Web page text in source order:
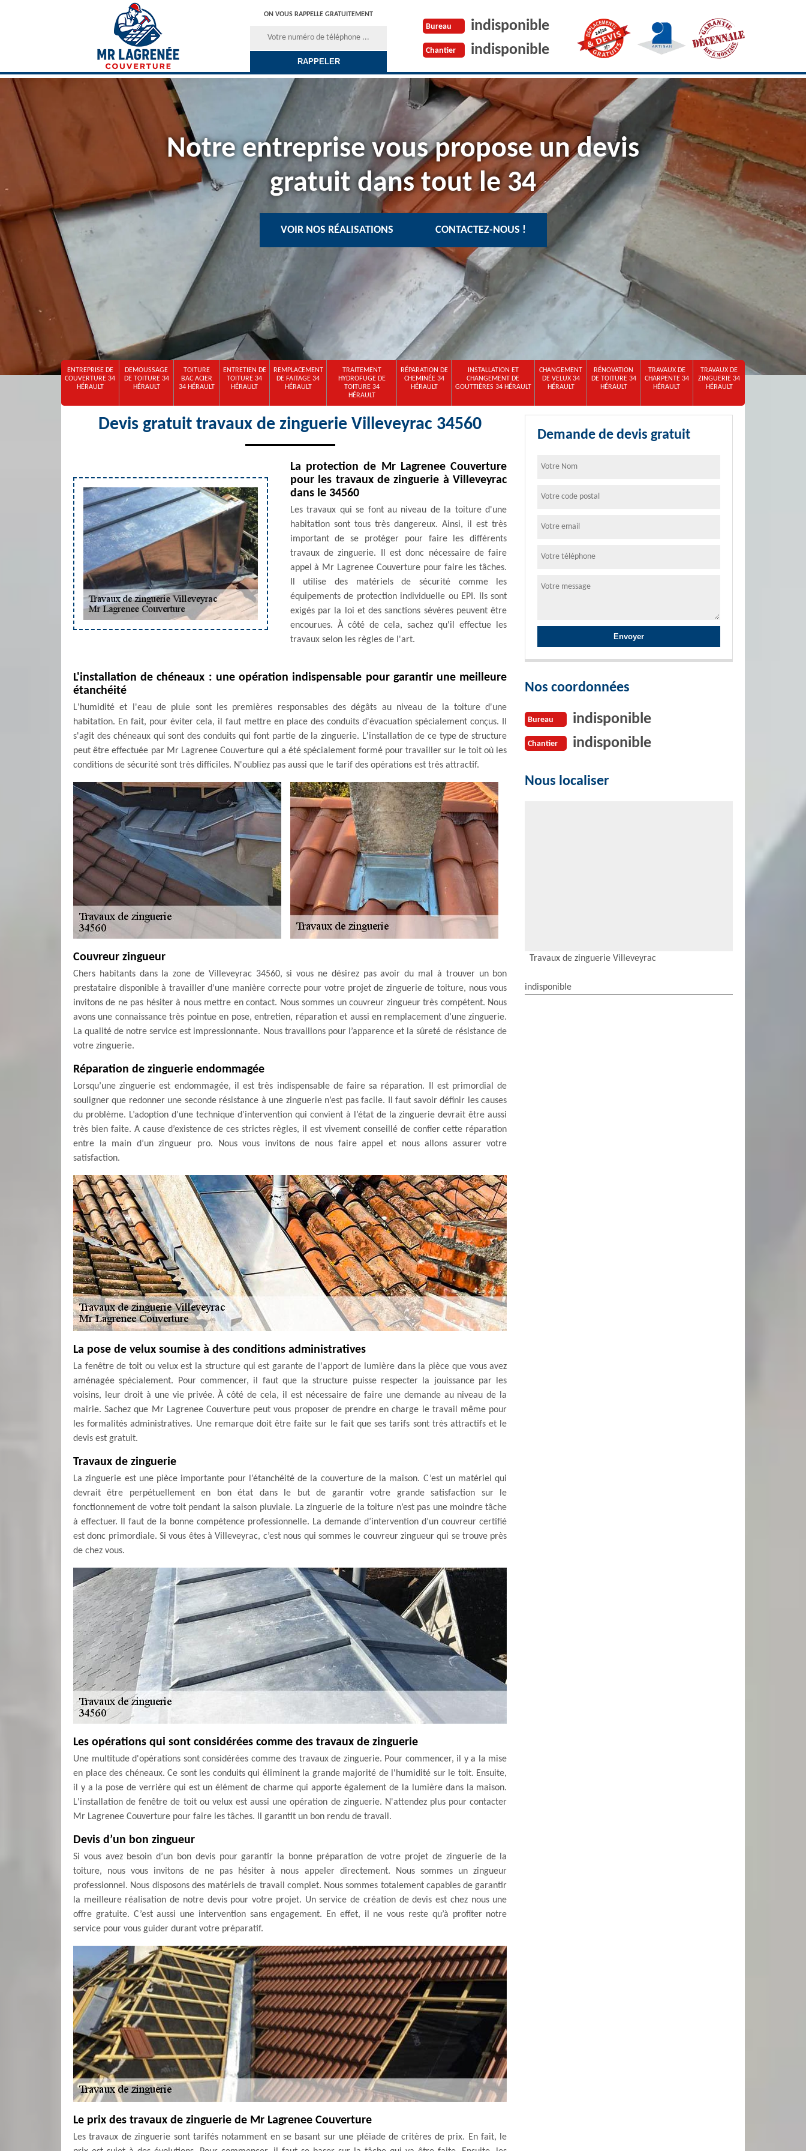
ON VOUS RAPPELLE GRATUITEMENT
Bureau indisponible
Chantier indisponible
Notre entreprise vous propose un devis
gratuit dans tout le 34
VOIR NOS RÉALISATIONS CONTACTEZ-NOUS !
ENTREPRISE DE
COUVERTURE 34
HÉRAULT
DEMOUSSAGE
DE TOITURE 34
HÉRAULT
TOITURE
BAC ACIER
34 HÉRAULT
ENTRETIEN DE
TOITURE 34
HÉRAULT
REMPLACEMENT
DE FAITAGE 34
HÉRAULT
TRAITEMENT
HYDROFUGE DE
TOITURE 34
HÉRAULT
RÉPARATION DE
CHEMINÉE 34
HÉRAULT
INSTALLATION ET
CHANGEMENT DE
GOUTTIÈRES 34 HÉRAULT
CHANGEMENT
DE VELUX 34
HÉRAULT
RÉNOVATION
DE TOITURE 34
HÉRAULT
TRAVAUX DE
CHARPENTE 34
HÉRAULT
TRAVAUX DE
ZINGUERIE 34
HÉRAULT
Devis gratuit travaux de zinguerie Villeveyrac 34560
La protection de Mr Lagrenee Couverture
pour les travaux de zinguerie à Villeveyrac
dans le 34560
Les travaux qui se font au niveau de la toiture d'une
habitation sont tous très dangereux. Ainsi, il est très
important de se protéger pour faire les différents
travaux de zinguerie. Il est donc nécessaire de faire
appel à Mr Lagrenee Couverture pour faire les tâches.
Il utilise des matériels de sécurité comme les
équipements de protection individuelle ou EPI. Ils sont
exigés par la loi et des sanctions sévères peuvent être
encourues. À côté de cela, sachez qu'il effectue les
travaux selon les règles de l'art.
L'installation de chéneaux : une opération indispensable pour garantir une meilleure
étanchéité
L'humidité et l'eau de pluie sont les premières responsables des dégâts au niveau de la toiture d'une
habitation. En fait, pour éviter cela, il faut mettre en place des conduits d'évacuation spécialement conçus. Il
s'agit des chéneaux qui sont des conduits qui font partie de la zinguerie. L'installation de ce type de structure
peut être effectuée par Mr Lagrenee Couverture qui a été spécialement formé pour travailler sur le toit où les
conditions de sécurité sont très difficiles. N'oubliez pas aussi que le tarif des opérations est très attractif.
Couvreur zingueur
Chers habitants dans la zone de Villeveyrac 34560, si vous ne désirez pas avoir du mal à trouver un bon
prestataire disponible à travailler d’une manière correcte pour votre projet de zinguerie de toiture, nous vous
invitons de ne pas hésiter à nous mettre en contact. Nous sommes un couvreur zingueur très compétent. Nous
avons une connaissance très pointue en pose, entretien, réparation et aussi en remplacement d’une zinguerie.
La qualité de notre service est impressionnante. Nous travaillons pour l’apparence et la sûreté de résistance de
votre zinguerie.
Réparation de zinguerie endommagée
Lorsqu’une zinguerie est endommagée, il est très indispensable de faire sa réparation. Il est primordial de
souligner que redonner une seconde résistance à une zinguerie n’est pas facile. Il faut savoir définir les causes
du problème. L’adoption d’une technique d’intervention qui convient à l’état de la zinguerie devrait être aussi
très bien faite. A cause d’existence de ces strictes règles, il est vivement conseillé de confier cette réparation
entre la main d’un zingueur pro. Nous vous invitons de nous faire appel et nous allons assurer votre
satisfaction.
La pose de velux soumise à des conditions administratives
La fenêtre de toit ou velux est la structure qui est garante de l'apport de lumière dans la pièce que vous avez
aménagée spécialement. Pour commencer, il faut que la structure puisse respecter la jouissance par les
voisins, leur droit à une vie privée. À côté de cela, il est nécessaire de faire une demande au niveau de la
mairie. Sachez que Mr Lagrenee Couverture peut vous proposer de prendre en charge le travail même pour
les formalités administratives. Une remarque doit être faite sur le fait que ses tarifs sont très attractifs et le
devis est gratuit.
Travaux de zinguerie
La zinguerie est une pièce importante pour l’étanchéité de la couverture de la maison. C’est un matériel qui
devrait être perpétuellement en bon état dans le but de garantir votre grande satisfaction sur le
fonctionnement de votre toit pendant la saison pluviale. La zinguerie de la toiture n’est pas une moindre tâche
à effectuer. Il faut de la bonne compétence professionnelle. La demande d’intervention d’un couvreur certifié
est donc primordiale. Si vous êtes à Villeveyrac, c’est nous qui sommes le couvreur zingueur qui se trouve près
de chez vous.
Les opérations qui sont considérées comme des travaux de zinguerie
Une multitude d'opérations sont considérées comme des travaux de zinguerie. Pour commencer, il y a la mise
en place des chéneaux. Ce sont les conduits qui éliminent la grande majorité de l'humidité sur le toit. Ensuite,
il y a la pose de verrière qui est un élément de charme qui apporte également de la lumière dans la maison.
L'installation de fenêtre de toit ou velux est aussi une opération de zinguerie. N'attendez plus pour contacter
Mr Lagrenee Couverture pour faire les tâches. Il garantit un bon rendu de travail.
Devis d’un bon zingueur
Si vous avez besoin d’un bon devis pour garantir la bonne préparation de votre projet de zinguerie de la
toiture, nous vous invitons de ne pas hésiter à nous appeler directement. Nous sommes un zingueur
professionnel. Nous disposons des matériels de travail complet. Nous sommes totalement capables de garantir
la meilleure réalisation de notre devis pour votre projet. Un service de création de devis est chez nous une
offre gratuite. C’est aussi une intervention sans engagement. En effet, il ne vous reste qu’à profiter notre
service pour vous guider durant votre préparatif.
Le prix des travaux de zinguerie de Mr Lagrenee Couverture
Les travaux de zinguerie sont tarifés notamment en se basant sur une pléiade de critères de prix. En fait, le
Demande de devis gratuit
Nos coordonnées
Bureau indisponible
Chantier indisponible
Nous localiser
Travaux de zinguerie Villeveyrac
indisponible